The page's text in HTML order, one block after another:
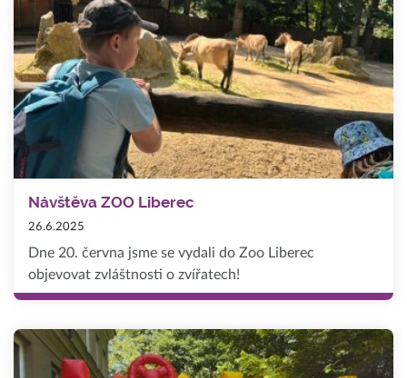
Návštěva ZOO Liberec
26.6.2025
Dne 20. června jsme se vydali do Zoo Liberec
objevovat zvláštnosti o zvířatech!